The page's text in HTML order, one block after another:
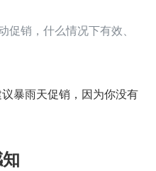
促销，什么情况下有效、
暴雨天促销，因为你没有